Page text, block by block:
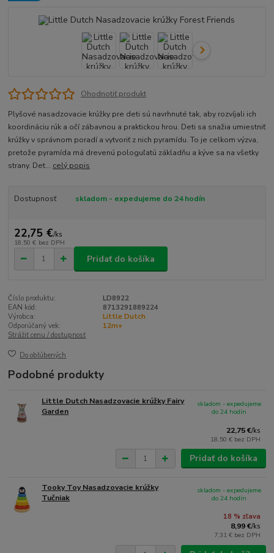
Ohodnotiť produkt
Plyšové nasadzovacie krúžky pre deti sú navrhnuté tak, aby rozvíjali ich
koordináciu rúk a očí zábavnou a praktickou hrou. Deti sa snažia umiestniť
krúžky v správnom poradí a vytvoriť z nich pyramídu. To je celkom výzva,
pretože pyramída má drevenú pologuľatú základňu a kýve sa na všetky
strany. Det... celý popis
Dostupnosť skladom - expedujeme do 24 hodín
22,75 €/ks
18,50 € bez DPH
Pridať do košíka
Číslo produktu:
LD8922
EAN kód:
8713291889224
Výrobca:
Little Dutch
Odporúčaný vek:
12m+
Strážiť cenu / dostupnosť
Do obľúbených
Podobné produkty
Little Dutch Nasadzovacie krúžky Fairy
Garden
22,75 €/ks
18,50 € bez DPH
skladom - expedujeme
do 24 hodín
Pridať do košíka
Tooky Toy Nasadzovacie krúžky
Tučniak
18 % zľava
8,99 €/ks
7,31 € bez DPH
skladom - expedujeme
do 24 hodín